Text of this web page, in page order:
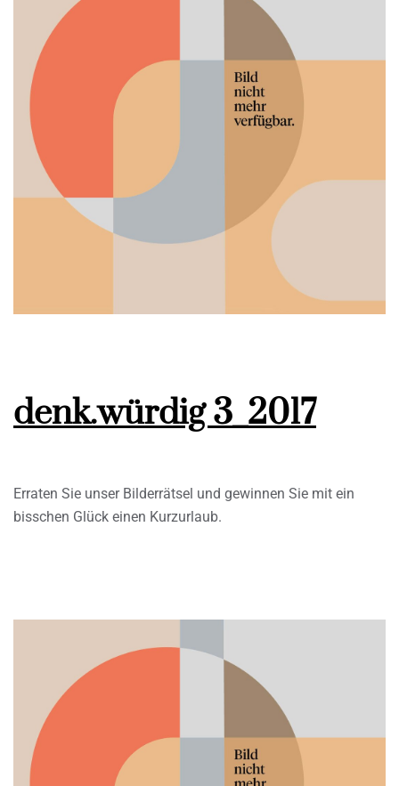
denk.würdig 3_2017
Erraten Sie unser Bilderrätsel und gewinnen Sie mit ein
bisschen Glück einen Kurzurlaub.